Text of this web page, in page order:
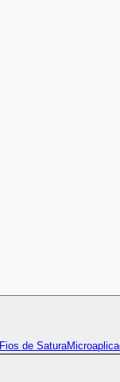
Fios de Satura